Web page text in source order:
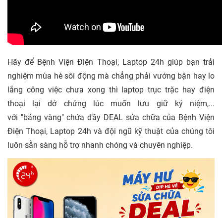
Hãy để Bệnh Viện Điện Thoại, Laptop 24h giúp bạn trải
nghiệm mùa hè sôi động mà chẳng phải vướng bận hay lo
lắng công việc chưa xong thì laptop trục trặc hay điện
thoại lại dở chứng lúc muốn lưu giữ kỷ niệm,...
với "bảng vàng" chứa đầy DEAL sửa chữa của Bệnh Viện
Điện Thoại, Laptop 24h và đội ngũ kỹ thuật của chúng tôi
luôn sẵn sàng hỗ trợ nhanh chóng và chuyên nghiệp.